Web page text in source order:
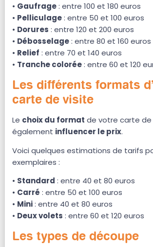
• Gaufrage: entre 100 et 180 euros
• Pelliculage: entre 50 et 100 euros
• Dorures : entre 120 et 200 euros
• Débosselage: entre 80 et 160 euros
• Relief : entre 70 et 140 euros
• Tranche colorée: entre 60 et 120
Les différents formats
carte de visite
Le choix du format de votre carte
également influencer le prix.
Voici quelques estimations de tarifs
exemplaires :
• Standard : entre 40 et 80 euros
• Carré : entre 50 et 100 euros
• Mini: entre 40 et 80 euros
• Deux volets : entre 60 et 120 euros
Les types de découpe